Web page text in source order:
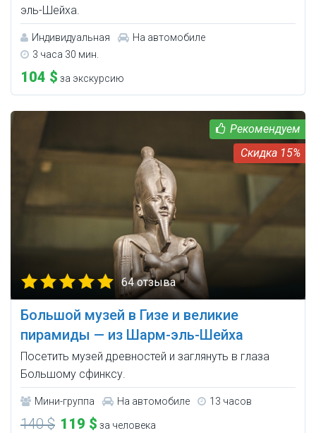
эль-Шейха.
Индивидуальная
На автомобиле
3 часа 30 мин.
104 $ за экскурсию
15%
64 отзыва
Большой музей в Гизе и великие
пирамиды — из Шарм-эль-Шейха
Посетить музей древностей и заглянуть в глаза
Большому сфинксу.
Мини-группа На автомобиле 13 часов
140 $ 119 $ за человека